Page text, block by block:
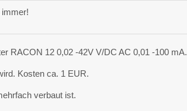
RACON 12 0,02 -42V V/DC AC 0,01 -100 mA.
Kosten ca. 1 EUR.
verbaut ist.